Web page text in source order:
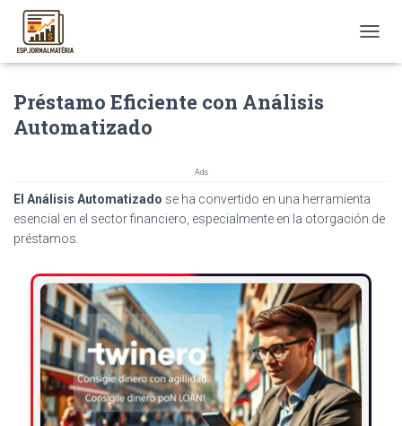
O
I
G
O
Préstamo Eficiente con Análisis
Automatizado
Ads
El Análisis Automatizado se ha convertido en una herramienta
esencial en el sector financiero, especialmente en la otorgación de
préstamos.